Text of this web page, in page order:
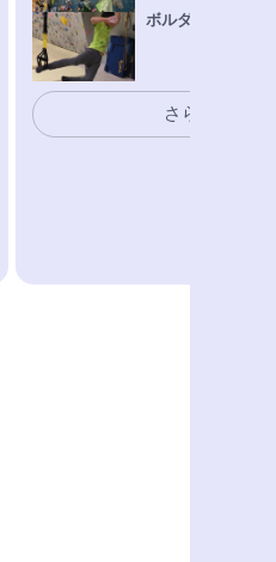
ボルダリングトレ
さらに表示